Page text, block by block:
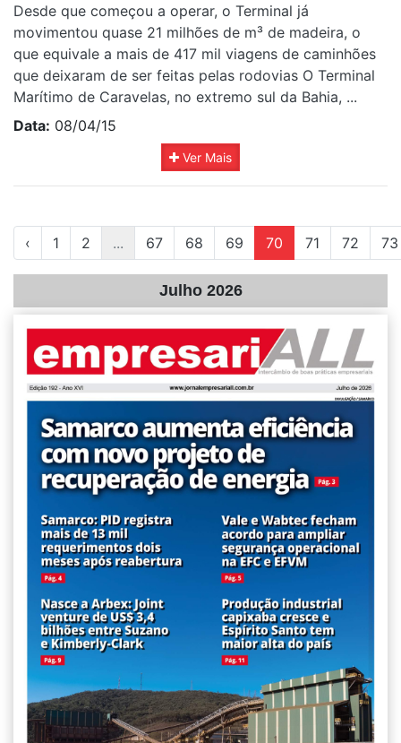
Desde que começou a operar, o Terminal já
movimentou quase 21 milhões de m³ de madeira, o
que equivale a mais de 417 mil viagens de caminhões
que deixaram de ser feitas pelas rodovias O Terminal
Marítimo de Caravelas, no extremo sul da Bahia, ...
Data: 08/04/15
Ver Mais
‹ 1 2 ... 67 68 69 70 71 72 73
Julho 2026